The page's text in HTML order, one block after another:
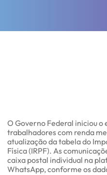
O Governo Federal iniciou o
trabalhadores com renda
atualização da tabela do
Física (IRPF). As
caixa postal individual na
WhatsApp, conforme os